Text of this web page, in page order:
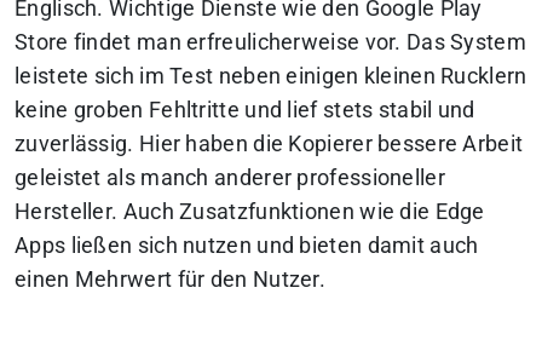
Englisch. Wichtige Dienste wie den Google Play
Store findet man erfreulicherweise vor. Das System
leistete sich im Test neben einigen kleinen Rucklern
keine groben Fehltritte und lief stets stabil und
zuverlässig. Hier haben die Kopierer bessere Arbeit
geleistet als manch anderer professioneller
Hersteller. Auch Zusatzfunktionen wie die Edge
Apps ließen sich nutzen und bieten damit auch
einen Mehrwert für den Nutzer.